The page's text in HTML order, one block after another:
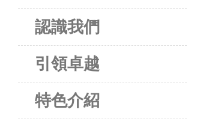
認識我們
引領卓越
特色介紹